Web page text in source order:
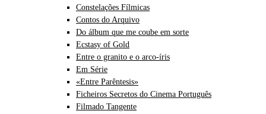
Constelações Fílmicas
Contos do Arquivo
Do álbum que me coube em sorte
Ecstasy of Gold
Entre o granito e o arco-íris
Em Série
«Entre Parêntesis»
Ficheiros Secretos do Cinema Português
Filmado Tangente